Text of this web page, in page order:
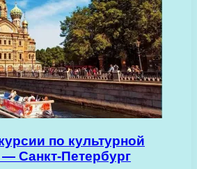
по культурной
Санкт-Петербург